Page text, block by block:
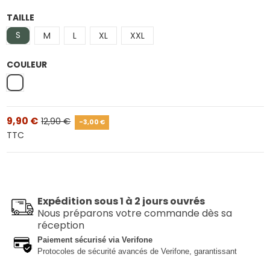
TAILLE
S
M L XL XXL
COULEUR
Blanc
9,90 € 12,90 € -3,00 €
TTC
Expédition sous 1 à 2 jours ouvrés
Nous préparons votre commande dès sa
réception
Paiement sécurisé via Verifone
Protocoles de sécurité avancés de Verifone, garantissant